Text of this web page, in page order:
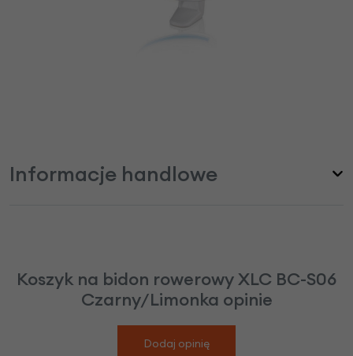
Informacje handlowe
Koszyk na bidon rowerowy XLC BC-S06
Czarny/Limonka opinie
Dodaj opinię